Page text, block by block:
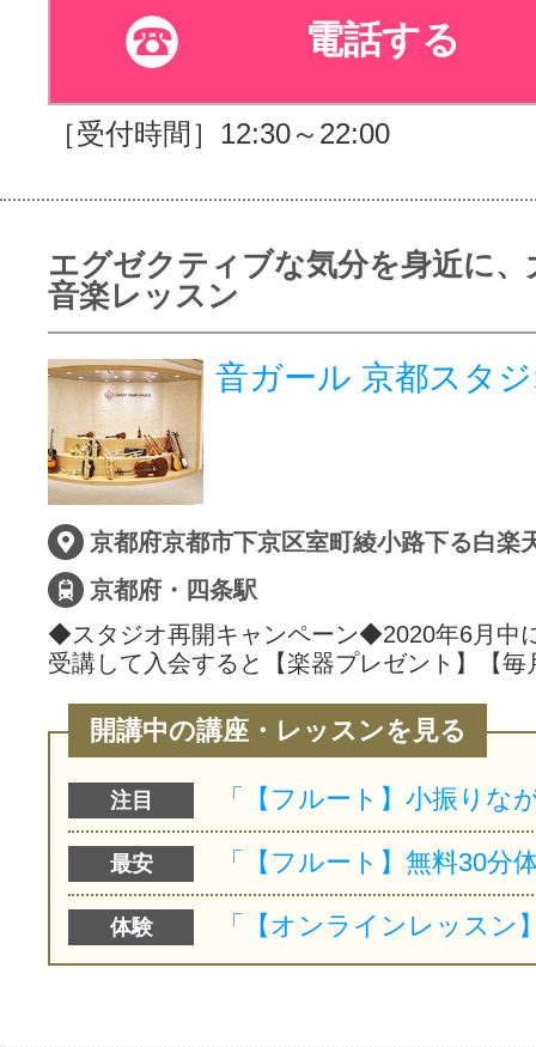
電話する
［受付時間］12:30～22:00
エグゼクティブな気分を身近に、
音楽レッスン
音ガール 京都スタ
京都府京都市下京区室町綾小路下る白楽
京都府・四条駅
◆スタジオ再開キャンペーン◆2020年6月中
受講して入会すると【楽器プレゼント】【
開講中の講座・レッスンを見る
注目
最安
体験